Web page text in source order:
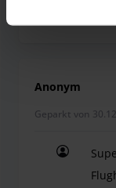
Anonym
Geparkt von